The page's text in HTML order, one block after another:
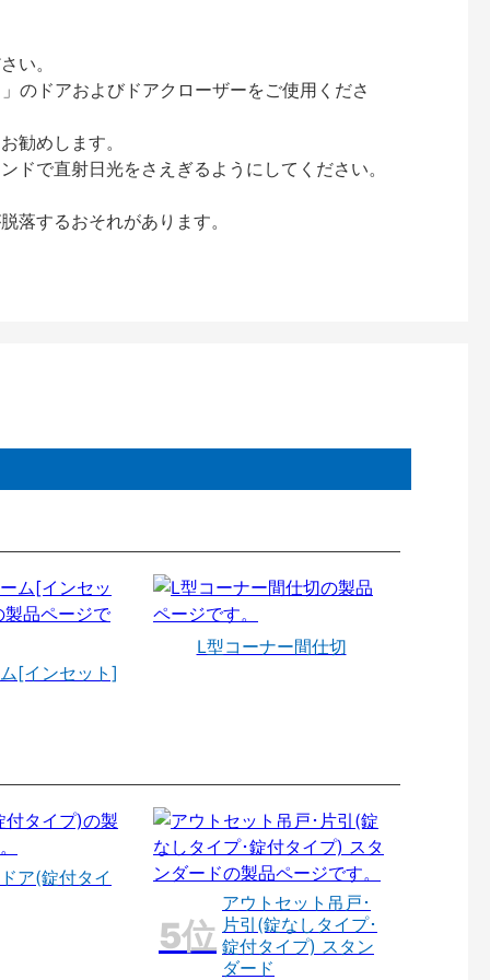
い。
のドアおよびドアクローザーをご使用くださ
勧めします。
で直射日光をさえぎるようにしてください。
するおそれがあります。
[インセット]
L型コーナー間仕切
ア(錠付タイ
アウトセット吊戸･
片引(錠なしタイプ･
錠付タイプ) スタン
ダード